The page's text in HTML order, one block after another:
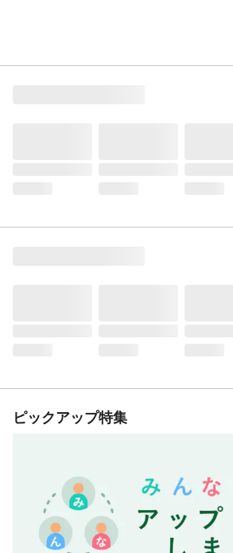
ピックアップ特集